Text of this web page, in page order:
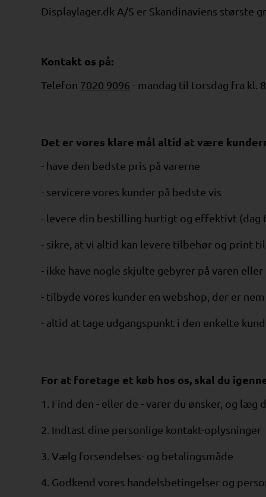
Displaylager.dk A/S er Skandinaviens største
Kontakt os på:
Telefon 7020 9096 - mandag til torsdag fra kl.
Det er vores klare mål altid at være
- have den bedste pris på varerne
- servicere vores kunder på bedste vis
- levere din bestilling hurtigt og effektivt (dag
- sikre, at vi altid kan levere tilbehør og print
- ikke have nogle skjulte gebyrer på varen
- tilbyde vores kunder en webshop, der er
- altid at tage udgangspunkt i den enkelte
For at foretage et køb hos os, skal du
1. Find den - eller de - varer du ønsker, og
2. Indtast dine personlige kontakt-oplysninger
3. Vælg forsendelses- og betalingsmåde
4. Godkend vores handelsbetingelser og